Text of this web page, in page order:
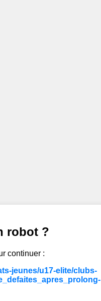
robot ?
continuer :
jeunes/u17-elite/clubs-